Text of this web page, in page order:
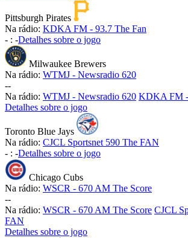
Pittsburgh Pirates
Na rádio: KDKA FM - 93.7 The Fan
- : -Detalhes sobre o jogo
Milwaukee Brewers
Na rádio: WTMJ - Newsradio 620
--
Na rádio: WTMJ - Newsradio 620 KDKA FM -
Detalhes sobre o jogo
Toronto Blue Jays
Na rádio: CJCL Sportsnet 590 The FAN
- : -Detalhes sobre o jogo
Chicago Cubs
Na rádio: WSCR - 670 AM The Score
--
Na rádio: WSCR - 670 AM The Score CJCL
FAN
Detalhes sobre o jogo